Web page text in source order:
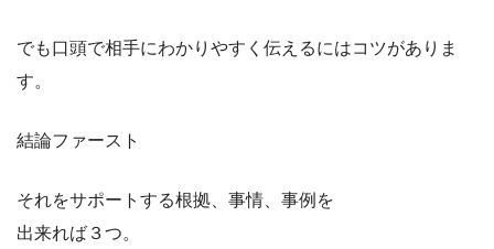
でも口頭で相手にわかりやすく伝えるにはコツがありま
す。
結論ファースト
それをサポートする根拠、事情、事例を
出来れば３つ。